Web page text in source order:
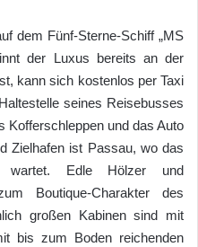
dem Fünf-Sterne-Schiff „MS
der Luxus bereits an der
kann sich kostenlos per Taxi
seines Reisebusses
Kofferschleppen und das Auto
Zielhafen ist Passau, wo das
wartet. Edle Hölzer und
Boutique-Charakter des
großen Kabinen sind mit
bis zum Boden reichenden